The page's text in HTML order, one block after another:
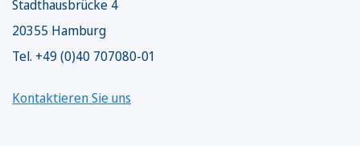
Stadthausbrücke 4
20355 Hamburg
Tel. +49 (0)40 707080-01
Kontaktieren Sie uns